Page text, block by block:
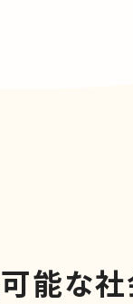
可能な社